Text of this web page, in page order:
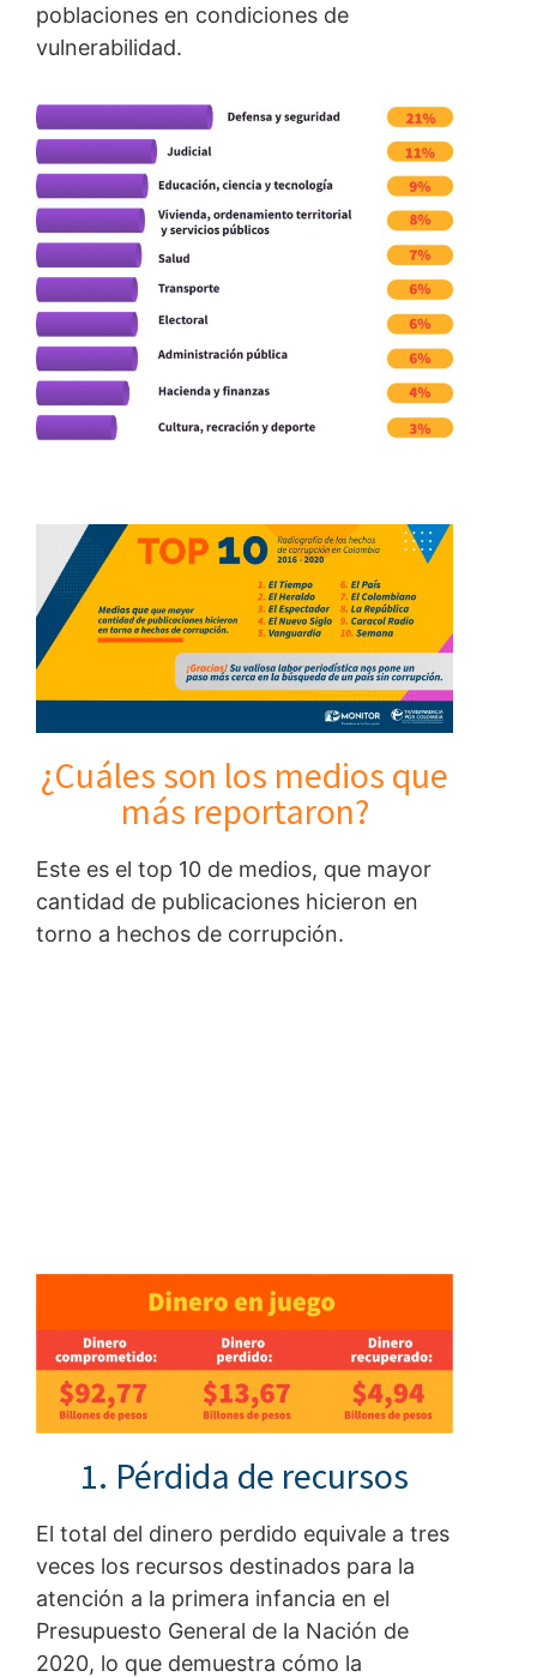
poblaciones en condiciones de
vulnerabilidad.
¿Cuáles son los medios que
más reportaron?
Este es el top 10 de medios, que mayor
cantidad de publicaciones hicieron en
torno a hechos de corrupción.
1. Pérdida de recursos
El total del dinero perdido equivale a tres
veces los recursos destinados para la
atención a la primera infancia en el
Presupuesto General de la Nación de
2020, lo que demuestra cómo la